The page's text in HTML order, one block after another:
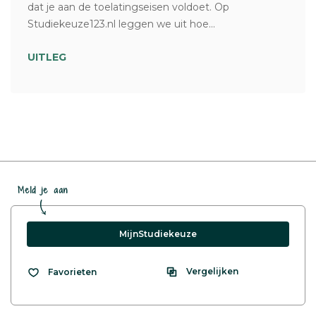
dat je aan de toelatingseisen voldoet. Op
Studiekeuze123.nl leggen we uit hoe...
UITLEG
Meld je aan
MijnStudiekeuze
Favorieten Vergelijken